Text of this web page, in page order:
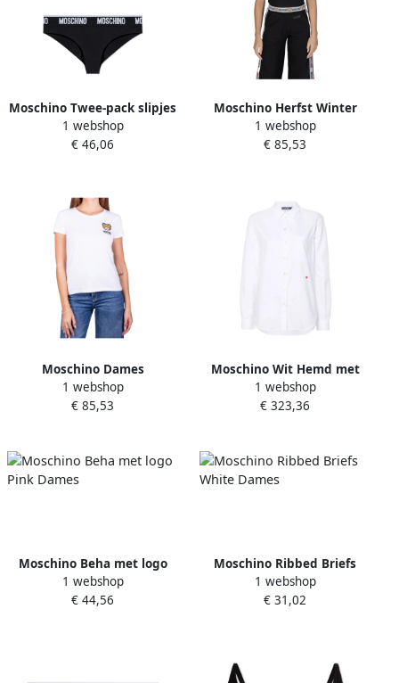
Moschino Twee-pack slipjes
Black Dames
1 webshop
€ 46,06
Moschino Herfst Winter
Dames T-Shirts Collectie
Black Dames
1 webshop
€ 85,53
Moschino Dames
Ondergoed T-shirt White
Dames
1 webshop
€ 85,53
Moschino Wit Hemd met
Hart Borduursel White
Dames
1 webshop
€ 323,36
Moschino Beha met logo
Pink Dames
1 webshop
€ 44,56
Moschino Ribbed Briefs
White Dames
1 webshop
€ 31,02